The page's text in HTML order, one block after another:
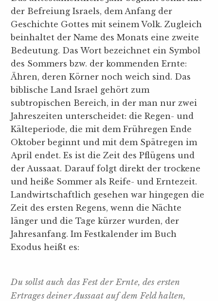
der Befreiung Israels, dem Anfang der
Geschichte Gottes mit seinem Volk. Zugleich
beinhaltet der Name des Monats eine zweite
Bedeutung. Das Wort bezeichnet ein Symbol
des Sommers bzw. der kommenden Ernte:
Ähren, deren Körner noch weich sind. Das
biblische Land Israel gehört zum
subtropischen Bereich, in der man nur zwei
Jahreszeiten unterscheidet: die Regen- und
Kälteperiode, die mit dem Frühregen Ende
Oktober beginnt und mit dem Spätregen im
April endet. Es ist die Zeit des Pflügens und
der Aussaat. Darauf folgt direkt der trockene
und heiße Sommer als Reife- und Erntezeit.
Landwirtschaftlich gesehen war hingegen die
Zeit des ersten Regens, wenn die Nächte
länger und die Tage kürzer wurden, der
Jahresanfang. Im Festkalender im Buch
Exodus heißt es:
Du sollst auch das Fest der Ernte, des ersten
Ertrages deiner Aussaat auf dem Feld halten,